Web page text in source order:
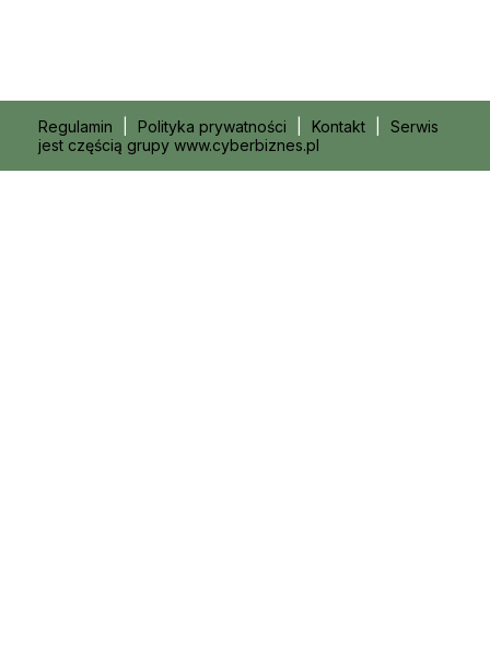
Regulamin Polityka prywatności Kontakt
Serwis
jest częścią grupy www.cyberbiznes.pl